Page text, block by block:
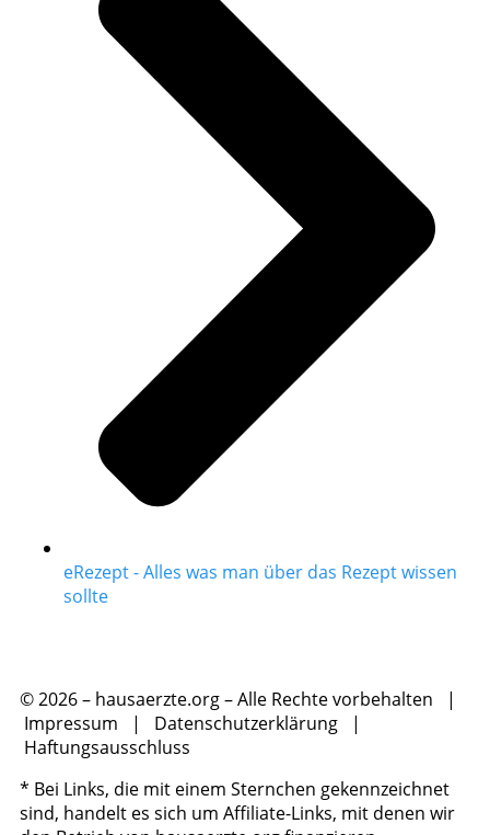
eRezept - Alles was man über das Rezept wissen
sollte
© 2026 – hausaerzte.org – Alle Rechte vorbehalten |
Impressum | Datenschutzerklärung |
Haftungsausschluss
* Bei Links, die mit einem Sternchen gekennzeichnet
sind, handelt es sich um Affiliate-Links, mit denen wir